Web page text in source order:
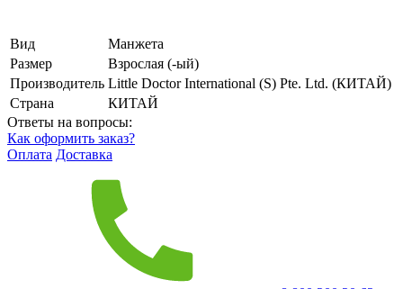
Вид
Манжета
Размер
Взрослая (-ый)
Производитель Little Doctor International (S) Pte. Ltd. (КИТАЙ)
Страна
КИТАЙ
Ответы на вопросы:
Как оформить заказ?
Оплата Доставка